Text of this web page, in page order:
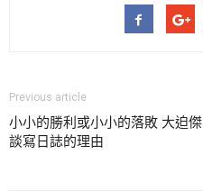
Previous article
小小的勝利或小小的落敗 大迫傑
談寫日誌的理由